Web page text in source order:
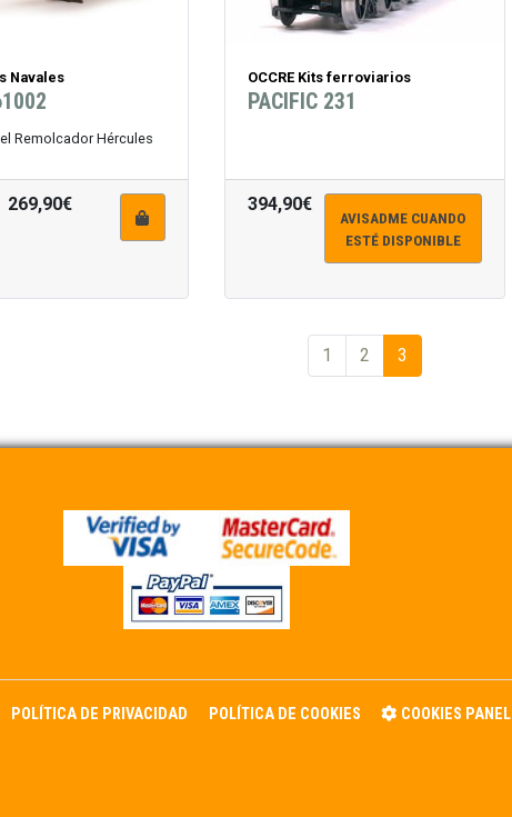
Navales
Remolcador Hércules
269,90€
OCCRE Kits ferroviarios
PACIFIC 231
394,90€
AVISADME CUANDO
ESTÉ DISPONIBLE
1 2 3
POLÍTICA DE PRIVACIDAD POLÍTICA DE COOKIES COOKIES PANEL